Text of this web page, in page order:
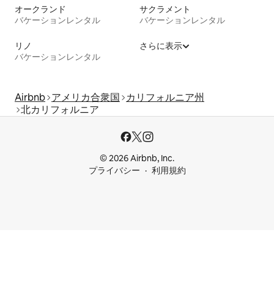
オークランド
バケーションレンタル
サクラメント
バケーションレンタル
リノ
バケーションレンタル
さらに表示
Airbnb アメリカ合衆国 カリフォルニア州
北カリフォルニア
© 2026 Airbnb, Inc.
プライバシー
利用規約